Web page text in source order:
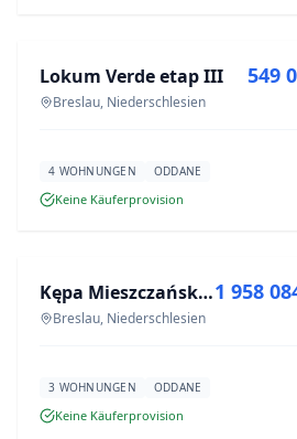
NEUBAU
Lokum Verde etap III
Breslau, Niederschlesien
549
4 WOHNUNGEN ODDANE
Keine Käuferprovision
NEUBAU Kępa Mieszczańska - lokale użytkowe
Breslau, Niederschlesien
1 958
3 WOHNUNGEN ODDANE
Keine Käuferprovision